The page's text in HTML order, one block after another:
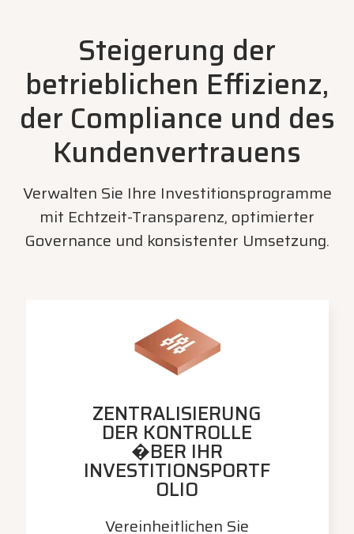
Steigerung der
betrieblichen Effizienz,
der Compliance und des
Kundenvertrauens
Verwalten Sie Ihre Investitionsprogramme
mit Echtzeit-Transparenz, optimierter
Governance und konsistenter Umsetzung.
ZENTRALISIERUNG
DER KONTROLLE
�BER IHR
INVESTITIONSPORTF
OLIO
Vereinheitlichen Sie